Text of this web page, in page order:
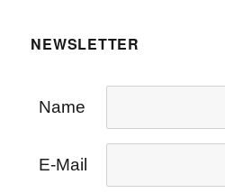
NEWSLETTER
Name
E-Mail